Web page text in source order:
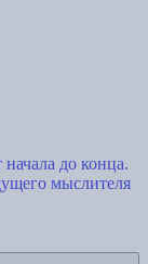
до конца.
мыслителя